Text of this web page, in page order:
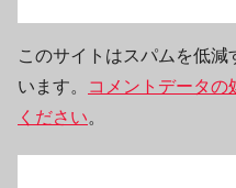
このサイトはスパムを低
います。
コメントデータの
ください。